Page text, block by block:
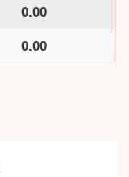
0.00
0.00